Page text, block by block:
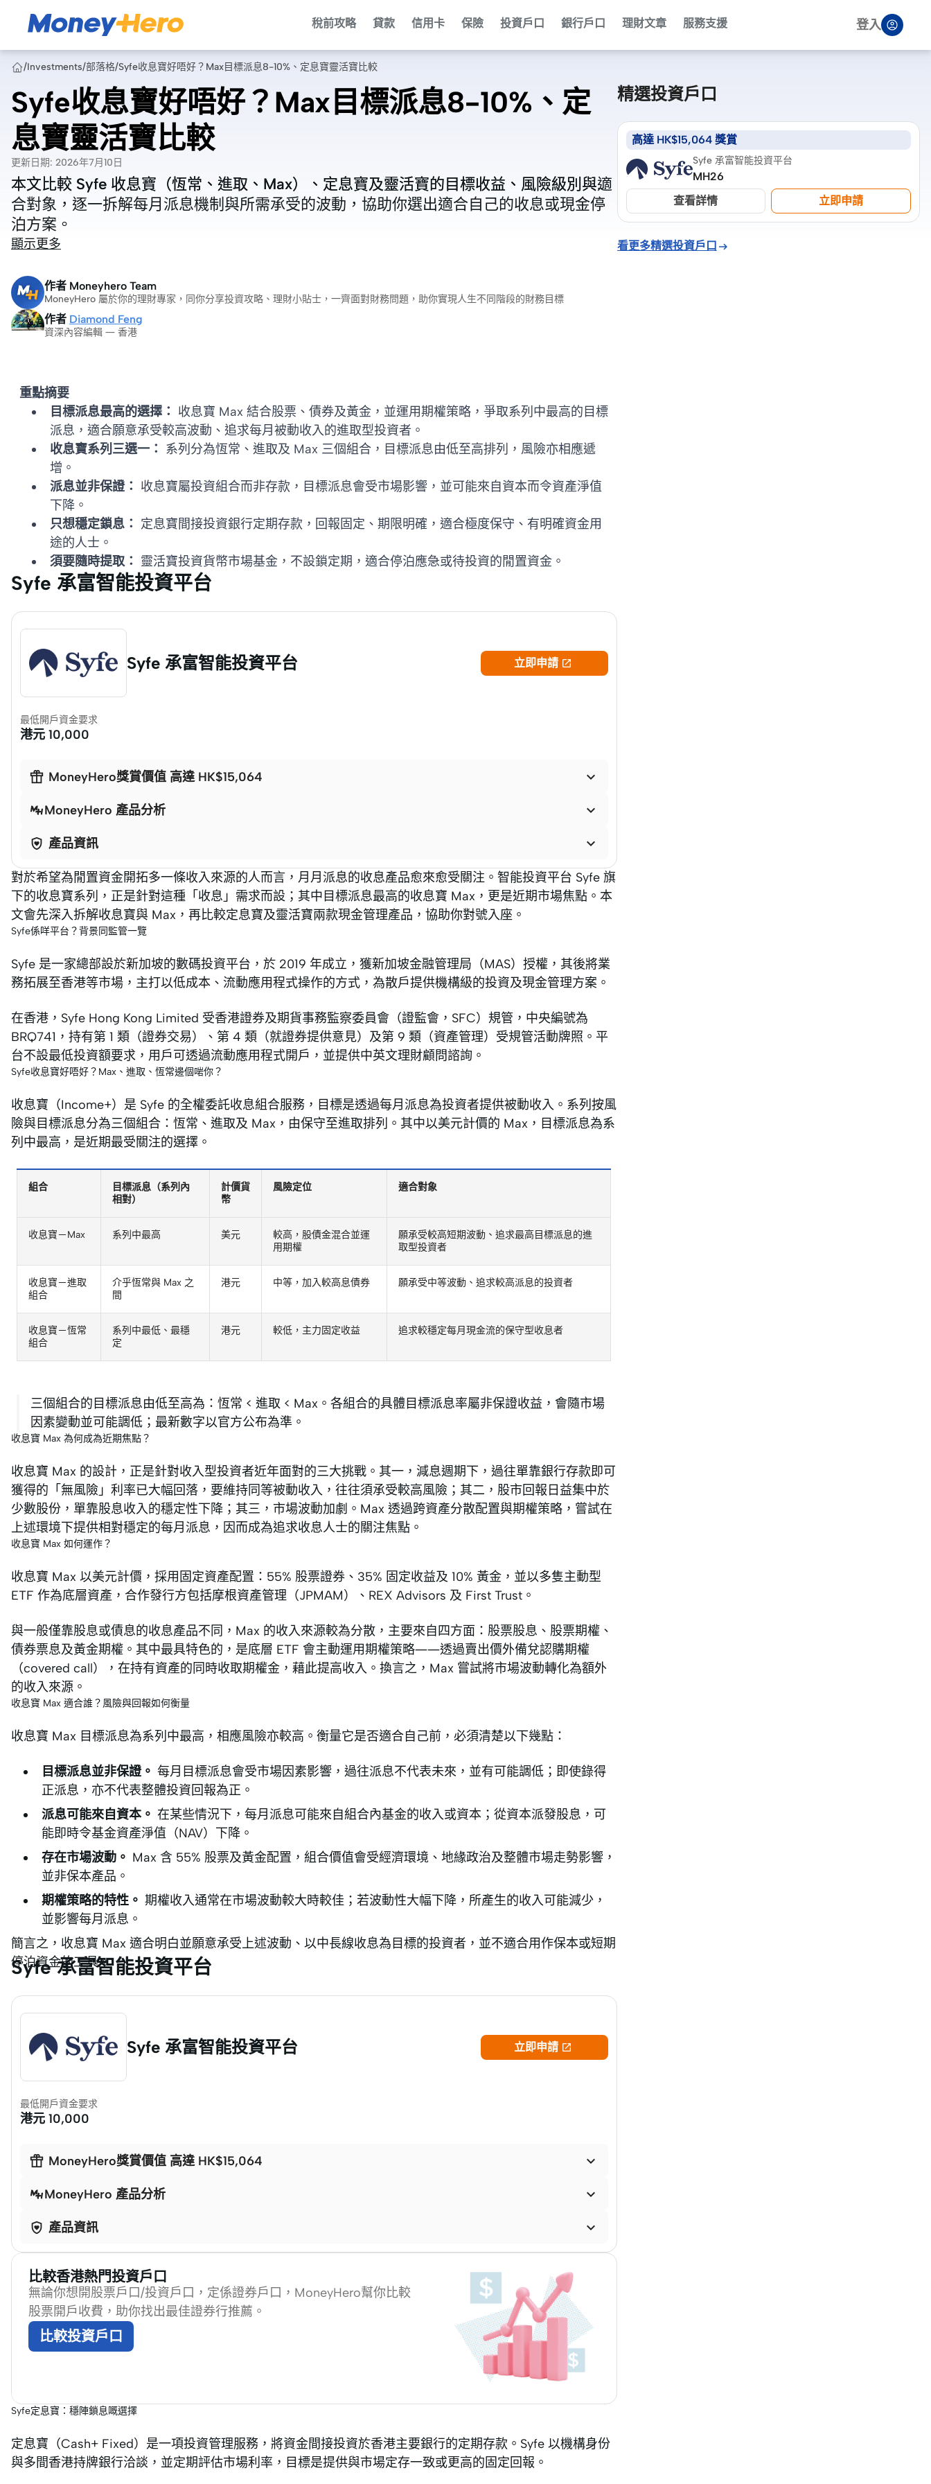
稅前攻略 貸款 信用卡 保險 投資戶口 銀行戶口 理財文章 服務支援 登入
/Investments/部落格/Syfe收息寶好唔好？Max目標派息8-10%、定息寶靈活寶比較
Syfe收息寶好唔好？Max目標派息8-10%、定
息寶靈活寶比較
更新日期: 2026年7月10日
本文比較 Syfe 收息寶（恆常、進取、Max）、定息寶及靈活寶的目標收益、風險級別與適
合對象，逐一拆解每月派息機制與所需承受的波動，協助你選出適合自己的收息或現金停
泊方案。
本文比較 Syfe 收息寶（恆常、進取、Max）、定息寶及靈活寶的目標收益、風險級別與適
合對象，逐一拆解每月派息機制與所需承受的波動，協助你選出適合自己的收息或現金停
泊方案。
顯示更多
作者 Moneyhero Team
MoneyHero 屬於你的理財專家，同你分享投資攻略、理財小貼士，一齊面對財務問題，助你實現人生不同階段的財務目標
作者 Diamond Feng
資深內容編輯 — 香港
重點摘要
目標派息最高的選擇： 收息寶 Max 結合股票、債券及黃金，並運用期權策略，爭取系列中最高的目標
派息，適合願意承受較高波動、追求每月被動收入的進取型投資者。
收息寶系列三選一： 系列分為恆常、進取及 Max 三個組合，目標派息由低至高排列，風險亦相應遞
增。
派息並非保證： 收息寶屬投資組合而非存款，目標派息會受市場影響，並可能來自資本而令資產淨值
下降。
只想穩定鎖息： 定息寶間接投資銀行定期存款，回報固定、期限明確，適合極度保守、有明確資金用
途的人士。
須要隨時提取： 靈活寶投資貨幣市場基金，不設鎖定期，適合停泊應急或待投資的閒置資金。
Syfe 承富智能投資平台
Syfe 承富智能投資平台 立即申請 
最低開戶資金要求
港元 10,000
 MoneyHero獎賞價值 高達 HK$15,064 
MoneyHero 產品分析 
 產品資訊 
對於希望為閒置資金開拓多一條收入來源的人而言，月月派息的收息產品愈來愈受關注。智能投資平台 Syfe 旗
下的收息寶系列，正是針對這種「收息」需求而設；其中目標派息最高的收息寶 Max，更是近期市場焦點。本
文會先深入拆解收息寶與 Max，再比較定息寶及靈活寶兩款現金管理產品，協助你對號入座。
Syfe係咩平台？背景同監管一覽
Syfe 是一家總部設於新加坡的數碼投資平台，於 2019 年成立，獲新加坡金融管理局（MAS）授權，其後將業
務拓展至香港等市場，主打以低成本、流動應用程式操作的方式，為散戶提供機構級的投資及現金管理方案。
在香港，Syfe Hong Kong Limited 受香港證券及期貨事務監察委員會（證監會，SFC）規管，中央編號為
BRQ741，持有第 1 類（證券交易）、第 4 類（就證券提供意見）及第 9 類（資產管理）受規管活動牌照。平
台不設最低投資額要求，用戶可透過流動應用程式開戶，並提供中英文理財顧問諮詢。
Syfe收息寶好唔好？Max、進取、恆常邊個啱你？
收息寶（Income+）是 Syfe 的全權委託收息組合服務，目標是透過每月派息為投資者提供被動收入。系列按風
險與目標派息分為三個組合：恆常、進取及 Max，由保守至進取排列。其中以美元計價的 Max，目標派息為系
列中最高，是近期最受關注的選擇。
組合
目標派息（系列內
相對）
計價貨
幣
風險定位 適合對象
收息寶－Max 系列中最高 美元
較高，股債金混合並運
用期權
願承受較高短期波動、追求最高目標派息的進
取型投資者
收息寶－進取
組合
介乎恆常與 Max 之
間
港元 中等，加入較高息債券 願承受中等波動、追求較高派息的投資者
收息寶－恆常
組合
系列中最低、最穩
定
港元 較低，主力固定收益 追求較穩定每月現金流的保守型收息者
三個組合的目標派息由低至高為：恆常 < 進取 < Max。各組合的具體目標派息率屬非保證收益，會隨市場
因素變動並可能調低；最新數字以官方公布為準。
收息寶 Max 為何成為近期焦點？
收息寶 Max 的設計，正是針對收入型投資者近年面對的三大挑戰。其一，減息週期下，過往單靠銀行存款即可
獲得的「無風險」利率已大幅回落，要維持同等被動收入，往往須承受較高風險；其二，股市回報日益集中於
少數股份，單靠股息收入的穩定性下降；其三，市場波動加劇。Max 透過跨資產分散配置與期權策略，嘗試在
上述環境下提供相對穩定的每月派息，因而成為追求收息人士的關注焦點。
收息寶 Max 如何運作？
收息寶 Max 以美元計價，採用固定資產配置：55% 股票證券、35% 固定收益及 10% 黃金，並以多隻主動型
ETF 作為底層資產，合作發行方包括摩根資產管理（JPMAM）、REX Advisors 及 First Trust。
與一般僅靠股息或債息的收息產品不同，Max 的收入來源較為分散，主要來自四方面：股票股息、股票期權、
債券票息及黃金期權。其中最具特色的，是底層 ETF 會主動運用期權策略——透過賣出價外備兌認購期權
（covered call），在持有資產的同時收取期權金，藉此提高收入。換言之，Max 嘗試將市場波動轉化為額外
的收入來源。
收息寶 Max 適合誰？風險與回報如何衡量
收息寶 Max 目標派息為系列中最高，相應風險亦較高。衡量它是否適合自己前，必須清楚以下幾點：
目標派息並非保證。 每月目標派息會受市場因素影響，過往派息不代表未來，並有可能調低；即使錄得
正派息，亦不代表整體投資回報為正。
派息可能來自資本。 在某些情況下，每月派息可能來自組合內基金的收入或資本；從資本派發股息，可
能即時令基金資產淨值（NAV）下降。
存在市場波動。 Max 含 55% 股票及黃金配置，組合價值會受經濟環境、地緣政治及整體市場走勢影響，
並非保本產品。
期權策略的特性。 期權收入通常在市場波動較大時較佳；若波動性大幅下降，所產生的收入可能減少，
並影響每月派息。
簡言之，收息寶 Max 適合明白並願意承受上述波動、以中長線收息為目標的投資者，並不適合用作保本或短期
停泊資金的工具。
Syfe 承富智能投資平台
Syfe 承富智能投資平台 立即申請 
最低開戶資金要求
港元 10,000
 MoneyHero獎賞價值 高達 HK$15,064 
MoneyHero 產品分析 
 產品資訊 
比較香港熱門投資戶口
無論你想開股票戶口/投資戶口，定係證券戶口，MoneyHero幫你比較
股票開戶收費，助你找出最佳證券行推薦。
比較投資戶口
Syfe定息寶：穩陣鎖息嘅選擇
定息寶（Cash+ Fixed）是一項投資管理服務，將資金間接投資於香港主要銀行的定期存款。Syfe 以機構身份
與多間香港持牌銀行洽談，並定期評估市場利率，目標是提供與市場定存一致或更高的固定回報。
精選投資戶口
高達 HK$15,064 獎賞
Syfe 承富智能投資平台
MH26
查看詳情
立即申請
看更多精選投資戶口